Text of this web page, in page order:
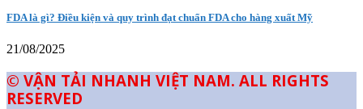
FDA là gì? Điều kiện và quy trình đạt chuẩn FDA cho hàng xuất Mỹ
21/08/2025
© VẬN TẢI NHANH VIỆT NAM. ALL RIGHTS
RESERVED